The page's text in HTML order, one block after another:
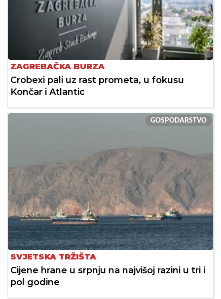
ZAGREBAČKA BURZA
Crobexi pali uz rast prometa, u fokusu
Končar i Atlantic
GOSPODARSTVO
SVJETSKA TRŽIŠTA
Cijene hrane u srpnju na najvišoj razini u tri i
pol godine